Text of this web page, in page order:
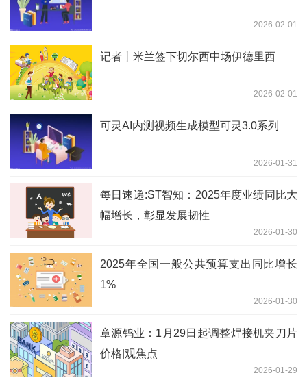
2026-02-01
记者丨米兰签下切尔西中场伊德里西
2026-02-01
可灵AI内测视频生成模型可灵3.0系列
2026-01-31
每日速递:ST智知：2025年度业绩同比大
幅增长，彰显发展韧性
2026-01-30
2025年全国一般公共预算支出同比增长
1%
2026-01-30
章源钨业：1月29日起调整焊接机夹刀片
价格|观焦点
2026-01-29